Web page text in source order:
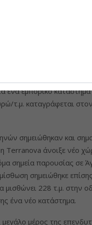
τα ενοίκια
η
βάση, ενώ ακολουθεί η
Κηφισιά το
ένα εμπορικό
τ.μ. καταγράφεται
σημειώθηκαν και
Terranova άνοιξε νέο
σημεία παρουσίας σε
σημειώθηκε
μισθώνει 228 τ.μ. στην
ένα νέο κατάστημα.
μέρος της